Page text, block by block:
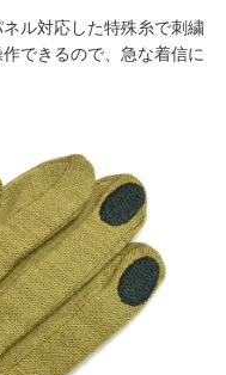
ル対応した特殊糸で刺繍
できるので、急な着信に